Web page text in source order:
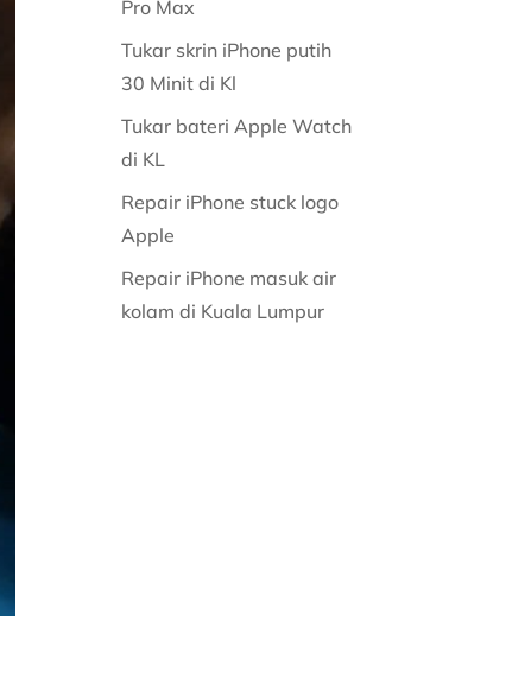
Pro Max
Tukar skrin iPhone putih
30 Minit di Kl
Tukar bateri Apple Watch
di KL
Repair iPhone stuck logo
Apple
Repair iPhone masuk air
kolam di Kuala Lumpur